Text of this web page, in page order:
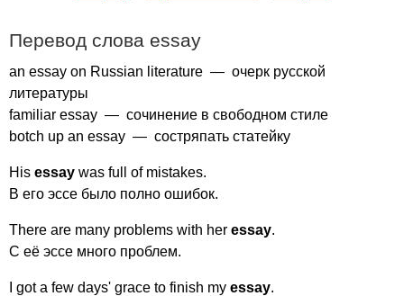
Перевод слова essay
an essay on Russian literature — очерк русской
литературы
familiar essay — сочинение в свободном стиле
botch up an essay — состряпать статейку
His essay was full of mistakes.
В его эссе было полно ошибок.
There are many problems with her essay.
С её эссе много проблем.
got a few days' grace to finish my essay.